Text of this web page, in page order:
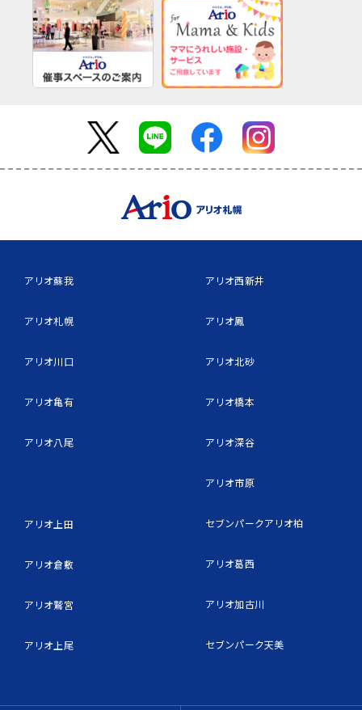
アリオ蘇我
アリオ札幌
アリオ川口
アリオ亀有
アリオ八尾
アリオ上田
アリオ倉敷
アリオ鷲宮
アリオ上尾
アリオ西新井
アリオ鳳
アリオ北砂
アリオ橋本
アリオ深谷
アリオ市原
セブンパークアリオ柏
アリオ葛西
アリオ加古川
セブンパーク天美